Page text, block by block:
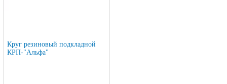
Круг резиновый подкладной
КРП-"Альфа"